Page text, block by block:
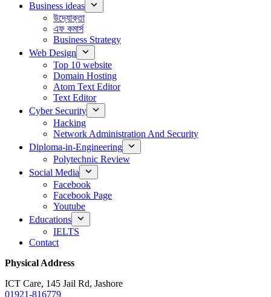
Business ideas
উদ্যোক্তা
এফ কমার্স
Business Strategy
Web Design
Top 10 website
Domain Hosting
Atom Text Editor
Text Editor
Cyber Security
Hacking
Network Administration And Security
Diploma-in-Engineering
Polytechnic Review
Social Media
Facebook
Facebook Page
Youtube
Educations
IELTS
Contact
Physical Address
ICT Care, 145 Jail Rd, Jashore
01921-816779